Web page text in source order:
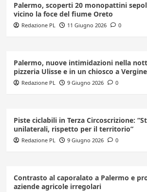
Palermo, scoperti 20 monopattini
vicino la foce del fiume Oreto
Redazione PL 11 Giugno 2026 0
Palermo, nuove intimidazioni nella
pizzeria Ulisse e in un chiosco a
Redazione PL 9 Giugno 2026 0
Piste ciclabili in Terza Circoscrizione:
unilaterali, rispetto per il territorio”
Redazione PL 9 Giugno 2026 0
Contrasto al caporalato a Palermo e
aziende agricole irregolari